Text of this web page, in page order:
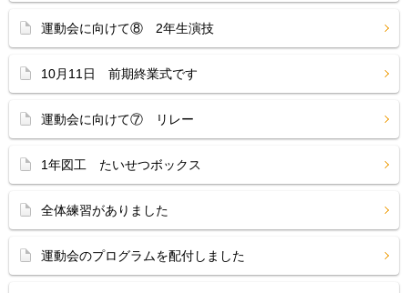
運動会に向けて⑧ 2年生演技
10月11日 前期終業式です
運動会に向けて⑦ リレー
1年図工 たいせつボックス
全体練習がありました
運動会のプログラムを配付しました